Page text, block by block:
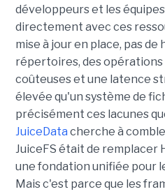
développeurs et les
directement avec ces
mise à jour en place, pas de
répertoires, des
coûteuses et une latence
élevée qu'un système de
précisément ces lacunes
JuiceData cherche à
JuiceFS était de remplacer
une fondation unifiée pour
Mais c'est parce que les